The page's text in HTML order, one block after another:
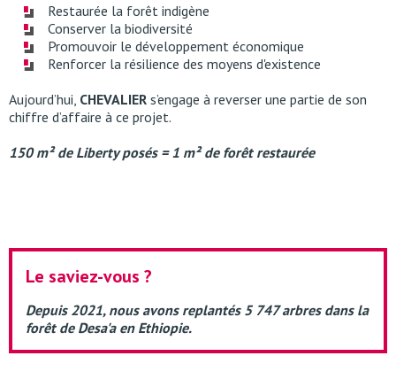
Restaurée la forêt indigène
Conserver la biodiversité
Promouvoir le développement économique
Renforcer la résilience des moyens d'existence
Aujourd’hui, CHEVALIER s’engage à reverser une partie de son
chiffre d’affaire à ce projet.
150 m² de Liberty posés = 1 m² de forêt restaurée
Le saviez-vous ?
Depuis 2021, nous avons replantés 5 747 arbres dans la
forêt de Desa'a en Ethiopie.